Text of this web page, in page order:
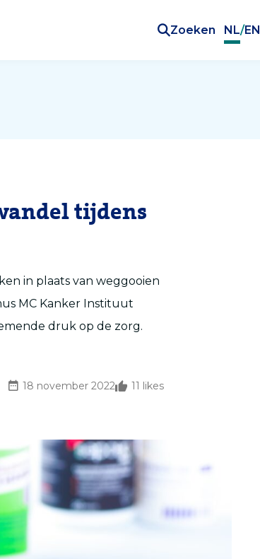
Zoeken NL/EN
tijdens
in plaats van weggooien
MC Kanker Instituut
druk op de zorg.
18 november 2022 11 likes